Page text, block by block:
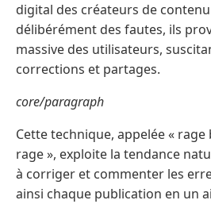
digital des créateurs de
délibérément des fautes, ils
massive des utilisateurs,
corrections et partages.
core/paragraph
Cette technique, appelée « rage
rage », exploite la tendance
à corriger et commenter les
ainsi chaque publication en un